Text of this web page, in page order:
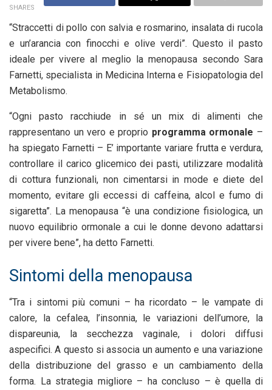
SHARES
“Straccetti di pollo con salvia e rosmarino, insalata di rucola
e un’arancia con finocchi e olive verdi”. Questo il pasto
ideale per vivere al meglio la menopausa secondo Sara
Farnetti, specialista in Medicina Interna e Fisiopatologia del
Metabolismo.
“Ogni pasto racchiude in sé un mix di alimenti che
rappresentano un vero e proprio programma ormonale –
ha spiegato Farnetti – E’ importante variare frutta e verdura,
controllare il carico glicemico dei pasti, utilizzare modalità
di cottura funzionali, non cimentarsi in mode e diete del
momento, evitare gli eccessi di caffeina, alcol e fumo di
sigaretta”. La menopausa “è una condizione fisiologica, un
nuovo equilibrio ormonale a cui le donne devono adattarsi
per vivere bene”, ha detto Farnetti.
Sintomi della menopausa
“Tra i sintomi più comuni – ha ricordato – le vampate di
calore, la cefalea, l’insonnia, le variazioni dell’umore, la
dispareunia, la secchezza vaginale, i dolori diffusi
aspecifici. A questo si associa un aumento e una variazione
della distribuzione del grasso e un cambiamento della
forma. La strategia migliore – ha concluso – è quella di